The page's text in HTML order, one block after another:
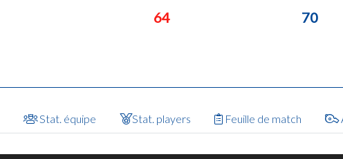
64 70
Stat. équipe Stat. players Feuille de match